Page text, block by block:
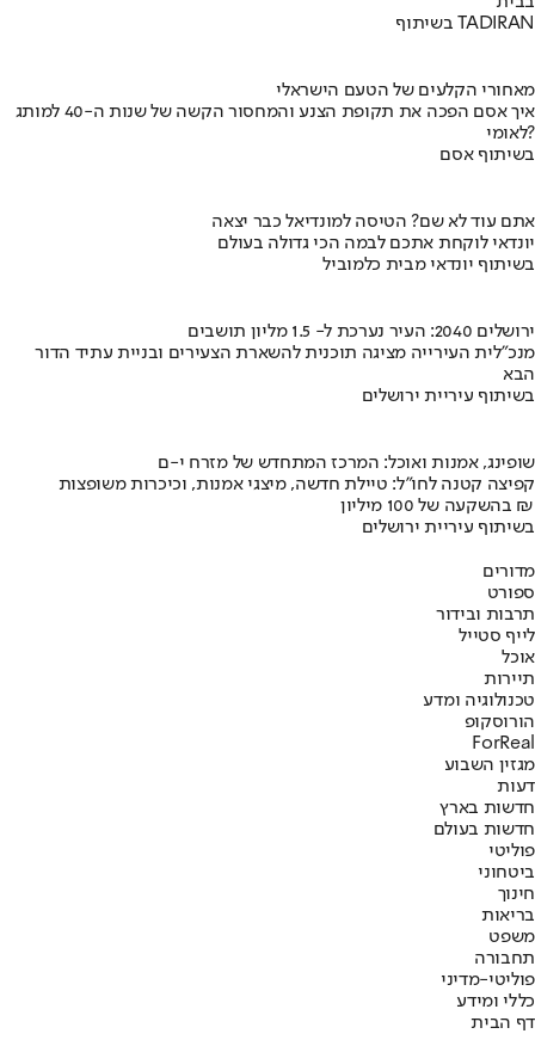
בשיתוף TADIRAN
מאחורי הקלעים של הטעם הישראלי
איך אסם הפכה את תקופת הצנע והמחסור הקשה של שנות ה-40 למותג
לאומי?
בשיתוף אסם
אתם עוד לא שם? הטיסה למונדיאל כבר יצאה
יונדאי לוקחת אתכם לבמה הכי גדולה בעולם
בשיתוף יונדאי מבית כלמוביל
ירושלים 2040: העיר נערכת ל- 1.5 מליון תושבים
מנכ"לית העירייה מציגה תוכנית להשארת הצעירים ובניית עתיד הדור
הבא
בשיתוף עיריית ירושלים
שופינג, אמנות ואוכל: המרכז המתחדש של מזרח י-ם
קפיצה קטנה לחו"ל: טיילת חדשה, מיצגי אמנות, וכיכרות משופצות
בהשקעה של 100 מיליון ₪
בשיתוף עיריית ירושלים
מדורים
ספורט
תרבות ובידור
לייף סטייל
אוכל
תיירות
טכנולוגיה ומדע
הורוסקופ
ForReal
מגזין השבוע
דעות
חדשות בארץ
חדשות בעולם
פוליטי
ביטחוני
חינוך
בריאות
משפט
תחבורה
פוליטי-מדיני
כללי ומידע
דף הבית